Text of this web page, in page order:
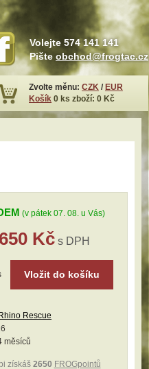
(v pátek 07. 08. u Vás)
Kčs DPH
Vložit do košíku
Rhino Rescue
měsíců
získáš 2650 FROGpointů
Volejte 574 141 141
Pište obchod@frogtac.cz
Zvolte měnu: CZK / EUR
Košík 0 ks zboží: 0 Kč